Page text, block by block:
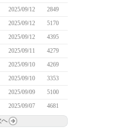
2025/09/12
2849
2025/09/12
5170
2025/09/12
4395
2025/09/11
4279
2025/09/10
4269
2025/09/10
3353
2025/09/09
5100
2025/09/07 4681
へ